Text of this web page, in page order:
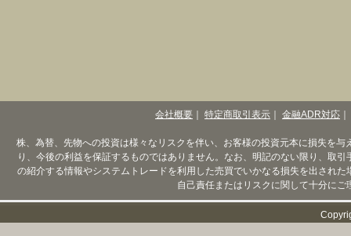
会社概要 特定商取引表示 金融ADR対応
株、為替、先物への投資は様々なリスクを伴い、お客様の投資元本に損失を
り、今後の利益を保証するものではありません。なお、明記のない限り、取
の紹介する情報やシステムトレードを利用した売買でいかなる損失を出され
自己責任またはリスクに関して十分に